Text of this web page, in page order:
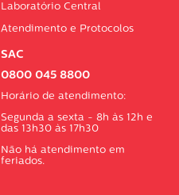
Laboratório Central
Atendimento e Protocolos
SAC
0800 045 8800
Horário de atendimento:
Segunda a sexta - 8h às 12h e
das 13h30 às 17h30
Não há atendimento em
feriados.